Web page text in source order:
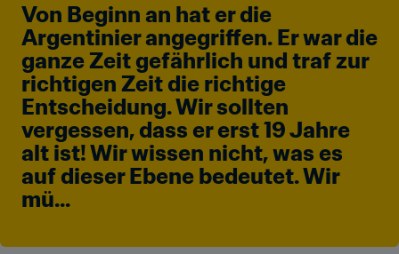
Von Beginn an hat er die
Argentinier angegriffen. Er war die
ganze Zeit gefährlich und traf zur
richtigen Zeit die richtige
Entscheidung. Wir sollten
vergessen, dass er erst 19 Jahre
alt ist! Wir wissen nicht, was es
auf dieser Ebene bedeutet. Wir
mü...